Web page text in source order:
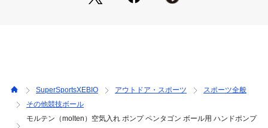
なる場合があります。
球技 okinawa3980
SuperSportsXEBIO アウトドア・スポーツ
スポーツ全般
その他競技ボール
モルテン（molten）空気入れ ポンプ ペンタゴン ボール用 ハンドポンプ